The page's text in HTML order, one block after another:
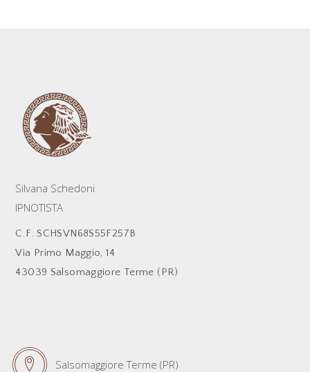
Silvana Schedoni
IPNOTISTA
C.F. SCHSVN68S55F257B
Via Primo Maggio, 14
43039 Salsomaggiore Terme (PR)
Salsomaggiore Terme (PR)